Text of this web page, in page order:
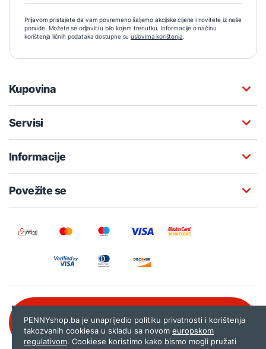
Prijavom pristajete da vam povremeno šaljemo akcijske cijene i novitete iz naše
ponude. Možete se odjaviti u bilo kojem trenutku. Informacije o načinu
korištenja ličnih podataka dostupne su uslovima korištenja.
Kupovina
Servisi
Informacije
Povežite se
080 020 261
PENNYshop.ba je unaprijedio politiku privatnosti i korištenja
takozvanih cookiesa u skladu sa novom europskom
regulativom. Cookiese koristimo kako bismo mogli pružati